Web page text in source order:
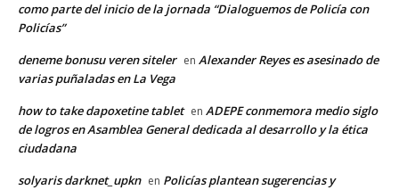
como parte del inicio de la jornada “Dialoguemos de Policía con
Policías”
deneme bonusu veren siteler en Alexander Reyes es asesinado de
varias puñaladas en La Vega
how to take dapoxetine tablet en ADEPE conmemora medio siglo
de logros en Asamblea General dedicada al desarrollo y la ética
ciudadana
solyaris darknet_upkn en Policías plantean sugerencias y